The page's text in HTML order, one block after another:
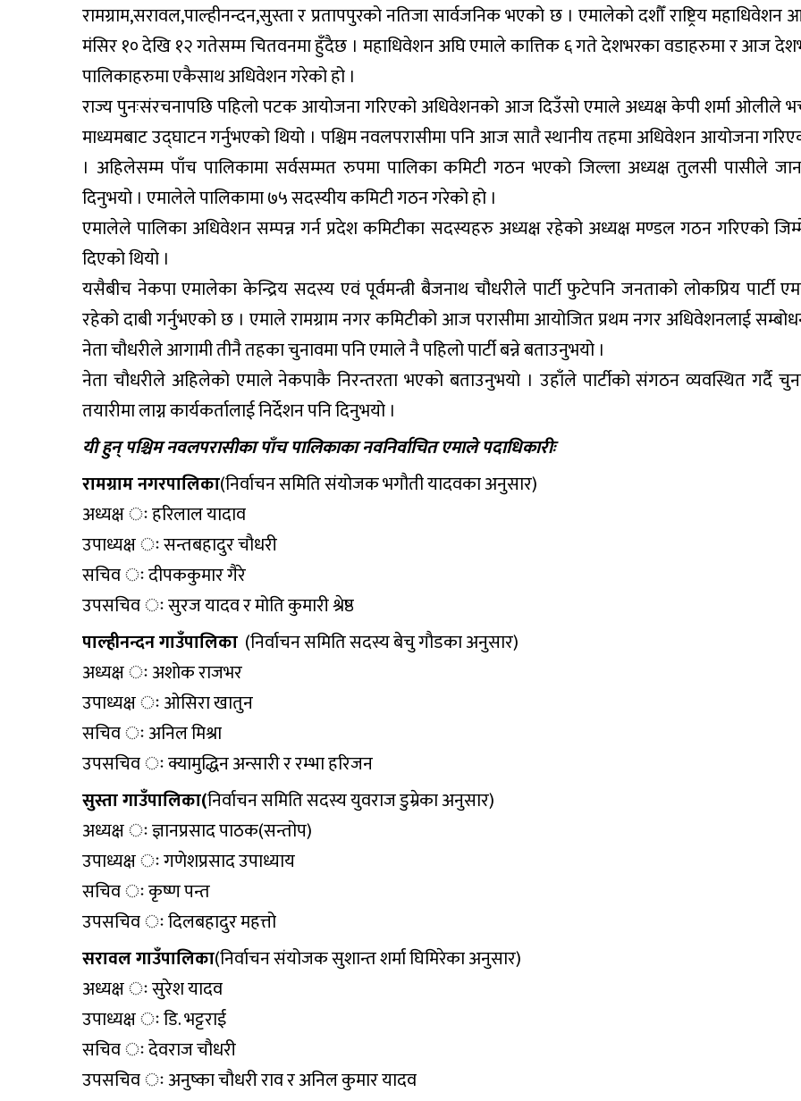
रामग्राम,सरावल,पाल्हीनन्दन,सुस्ता र प्रतापपुरको नतिजा सार्वजनिक भएको छ । एमालेको दशौँ राष्ट्रिय महाधिवेशन
मंसिर १० देखि १२ गतेसम्म चितवनमा हुँदैछ । महाधिवेशन अघि एमाले कात्तिक ६ गते देशभरका वडाहरुमा र आज
पालिकाहरुमा एकैसाथ अधिवेशन गरेको हो ।
राज्य पुनःसंरचनापछि पहिलो पटक आयोजना गरिएको अधिवेशनको आज दिउँसो एमाले अध्यक्ष केपी शर्मा ओलीले
माध्यमबाट उद्घाटन गर्नुभएको थियो । पश्चिम नवलपरासीमा पनि आज सातै स्थानीय तहमा अधिवेशन आयोजना
। अहिलेसम्म पाँच पालिकामा सर्वसम्मत रुपमा पालिका कमिटी गठन भएको जिल्ला अध्यक्ष तुलसी पासीले
दिनुभयो । एमालेले पालिकामा ७५ सदस्यीय कमिटी गठन गरेको हो ।
एमालेले पालिका अधिवेशन सम्पन्न गर्न प्रदेश कमिटीका सदस्यहरु अध्यक्ष रहेको अध्यक्ष मण्डल गठन गरिएको
दिएको थियो ।
यसैबीच नेकपा एमालेका केन्द्रिय सदस्य एवं पूर्वमन्त्री बैजनाथ चौधरीले पार्टी फुटेपनि जनताको लोकप्रिय पार्टी
रहेको दाबी गर्नुभएको छ । एमाले रामग्राम नगर कमिटीको आज परासीमा आयोजित प्रथम नगर अधिवेशनलाई
नेता चौधरीले आगामी तीनै तहका चुनावमा पनि एमाले नै पहिलो पार्टी बन्ने बताउनुभयो ।
नेता चौधरीले अहिलेको एमाले नेकपाकै निरन्तरता भएको बताउनुभयो । उहाँले पार्टीको संगठन व्यवस्थित गर्दै
तयारीमा लाग्न कार्यकर्तालाई निर्देशन पनि दिनुभयो ।
यी हुन् पश्चिम नवलपरासीका पाँच पालिकाका नवनिर्वाचित एमाले पदाधिकारीः
रामग्राम नगरपालिका(निर्वाचन समिति संयोजक भगौती यादवका अनुसार)
अध्यक्ष ः हरिलाल यादाव
उपाध्यक्ष ः सन्तबहादुर चौधरी
सचिव ः दीपककुमार गैरे
उपसचिव ः सुरज यादव र मोति कुमारी श्रेष्ठ
पाल्हीनन्दन गाउँपालिका (निर्वाचन समिति सदस्य बेचु गौडका अनुसार)
अध्यक्ष ः अशोक राजभर
उपाध्यक्ष ः ओसिरा खातुन
सचिव ः अनिल मिश्रा
उपसचिव ः क्यामुद्धिन अन्सारी र रम्भा हरिजन
सुस्ता गाउँपालिका(निर्वाचन समिति सदस्य युवराज डुम्रेका अनुसार)
अध्यक्ष ः ज्ञानप्रसाद पाठक(सन्तोप)
उपाध्यक्ष ः गणेशप्रसाद उपाध्याय
सचिव ः कृष्ण पन्त
उपसचिव ः दिलबहादुर महत्तो
सरावल गाउँपालिका(निर्वाचन संयोजक सुशान्त शर्मा घिमिरेका अनुसार)
अध्यक्ष ः सुरेश यादव
उपाध्यक्ष ः डि. भट्टराई
सचिव ः देवराज चौधरी
उपसचिव ः अनुष्का चौधरी राव र अनिल कुमार यादव